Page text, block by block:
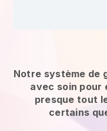
Notre système de
avec soin pour
presque tout
certains